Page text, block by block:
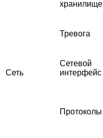
Сеть
хранилище
Тревога
Сетевой
интерфейс
Протоколы